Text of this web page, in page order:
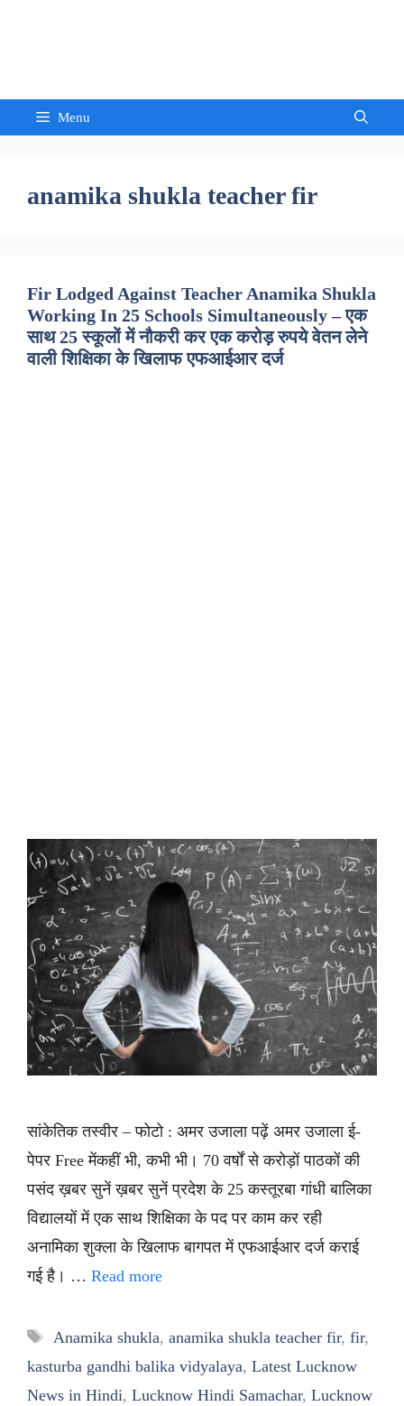
Menu
anamika shukla teacher fir
Fir Lodged Against Teacher Anamika Shukla
Working In 25 Schools Simultaneously – एक
साथ 25 स्कूलों में नौकरी कर एक करोड़ रुपये वेतन लेने
वाली शिक्षिका के खिलाफ एफआईआर दर्ज
सांकेतिक तस्वीर – फोटो : अमर उजाला पढ़ें अमर उजाला ई-
पेपर Free मेंकहीं भी, कभी भी। 70 वर्षों से करोड़ों पाठकों की
पसंद ख़बर सुनें ख़बर सुनें प्रदेश के 25 कस्तूरबा गांधी बालिका
विद्यालयों में एक साथ शिक्षिका के पद पर काम कर रही
अनामिका शुक्ला के खिलाफ बागपत में एफआईआर दर्ज कराई
गई है। … Read more
Tags
Anamika shukla, anamika shukla teacher fir, fir,
kasturba gandhi balika vidyalaya, Latest Lucknow
News in Hindi, Lucknow Hindi Samachar, Lucknow